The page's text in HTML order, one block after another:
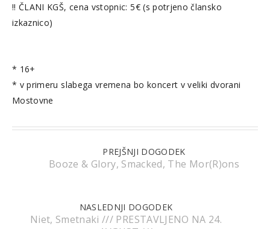
!! ČLANI KGŠ, cena vstopnic: 5€ (s potrjeno člansko
izkaznico)
* 16+
* v primeru slabega vremena bo koncert v veliki dvorani
Mostovne
PREJŠNJI DOGODEK
Booze & Glory, Smacked, The Mor(R)ons
NASLEDNJI DOGODEK
Niet, Smetnaki /// PRESTAVLJENO NA 24.